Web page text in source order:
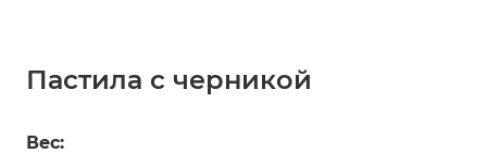
Пастила с черникой
Вес: